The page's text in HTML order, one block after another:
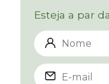
Esteja a par